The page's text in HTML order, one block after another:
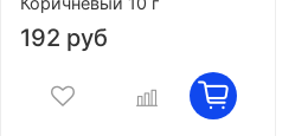
192 руб